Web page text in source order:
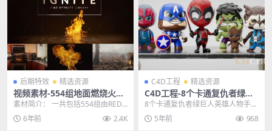
后期特效 精选资源
视频素材-554组地面燃烧火焰
喷射特4K超高清电影特效合成
素材
素材简介： 一共包括554组由RED
摄像机拍摄的火焰燃烧视频素材，
包括地面火焰燃...
6年前 2.4K
C4D工程 精选资源
C4D工程-8个卡通复仇者绿巨
人英雄人物手办角色OC渲染器
模型
8个卡通复仇者绿巨人英雄人物手办
角色OC渲染器模型，这是一个组摆
在滑板车上的8个...
5年前 968